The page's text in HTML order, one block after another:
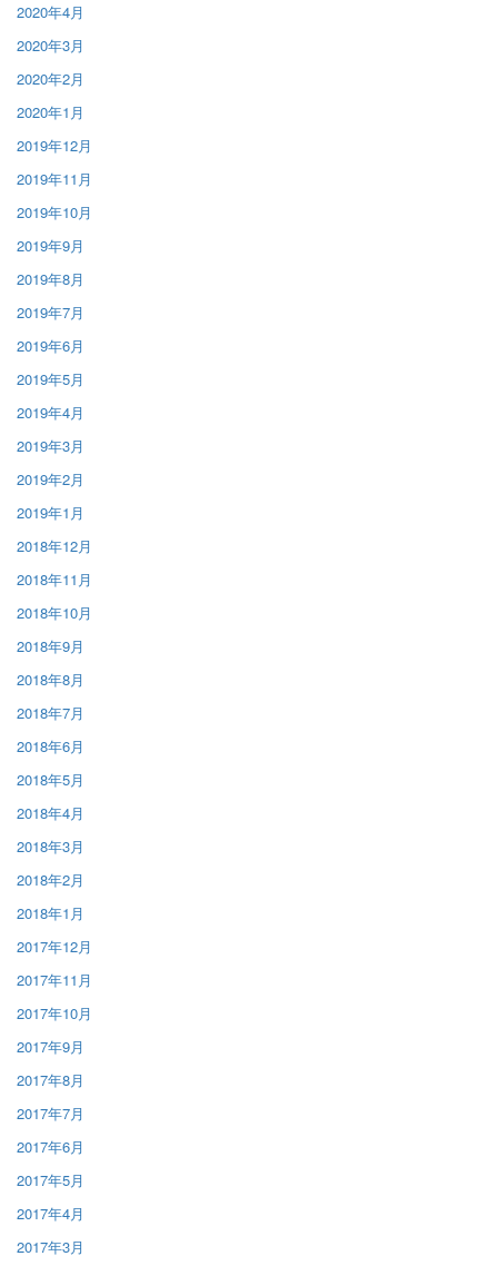
2020年4月
2020年3月
2020年2月
2020年1月
2019年12月
2019年11月
2019年10月
2019年9月
2019年8月
2019年7月
2019年6月
2019年5月
2019年4月
2019年3月
2019年2月
2019年1月
2018年12月
2018年11月
2018年10月
2018年9月
2018年8月
2018年7月
2018年6月
2018年5月
2018年4月
2018年3月
2018年2月
2018年1月
2017年12月
2017年11月
2017年10月
2017年9月
2017年8月
2017年7月
2017年6月
2017年5月
2017年4月
2017年3月